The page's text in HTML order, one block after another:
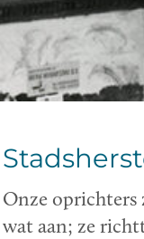
Onze oprichters
wat aan; ze